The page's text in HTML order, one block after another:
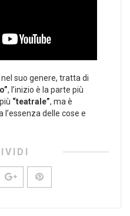
suo genere, tratta di
, l’inizio è la parte più
“teatrale”, ma è
l’essenza delle cose e